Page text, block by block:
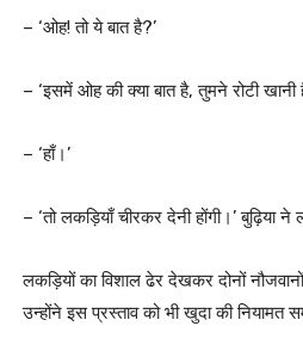
– ‘ओह! तो ये बात है?’
– ‘इसमें ओह की क्या बात है, तुमने रोटी खानी
– ‘हाँ।’
– ‘तो लकड़ियाँ चीरकर देनी होंगी।’
लकड़ियों का विशाल ढेर देखकर दोनों
उन्होंने इस प्रस्ताव को भी खुदा की नियामत